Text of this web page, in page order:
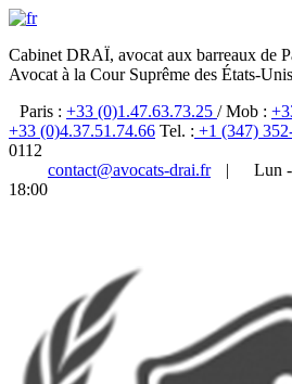
Cabinet DRAÏ, avocat aux barreaux de
Avocat à la Cour Suprême des États-Unis
Paris : +33 (0)1.47.63.73.25 / Mob :
+33 (0)4.37.51.74.66 Tel. : +1 (347)
0112
contact@avocats-drai.fr
|
Lun
18:00